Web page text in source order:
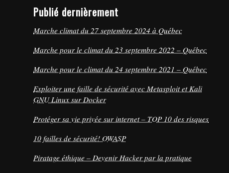
Publié dernièrement
Marche climat du 27 septembre 2024 à Québec
Marche pour le climat du 23 septembre 2022 – Québec
Marche pour le climat du 24 septembre 2021 – Québec
Exploiter une faille de sécurité avec Metasploit et Kali
GNU Linux sur Docker
Protéger sa vie privée sur internet – TOP 10 des risques
10 failles de sécurité! OWASP
Piratage éthique – Devenir Hacker par la pratique